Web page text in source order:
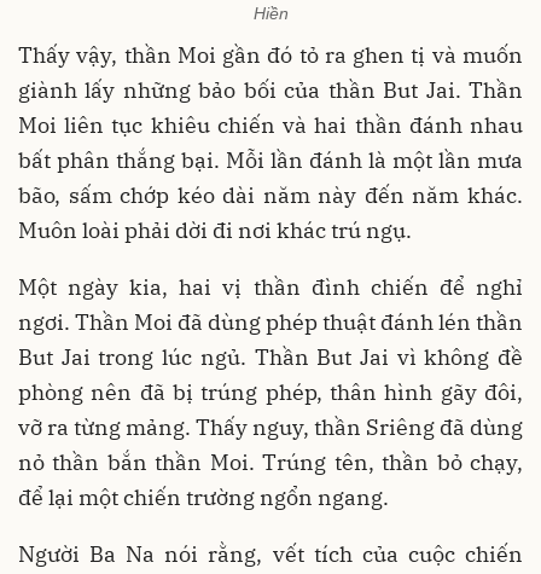
Hiền
Thấy vậy, thần Moi gần đó tỏ ra ghen tị và muốn
giành lấy những bảo bối của thần But Jai. Thần
Moi liên tục khiêu chiến và hai thần đánh nhau
bất phân thắng bại. Mỗi lần đánh là một lần mưa
bão, sấm chớp kéo dài năm này đến năm khác.
Muôn loài phải dời đi nơi khác trú ngụ.
Một ngày kia, hai vị thần đình chiến để nghỉ
ngơi. Thần Moi đã dùng phép thuật đánh lén thần
But Jai trong lúc ngủ. Thần But Jai vì không đề
phòng nên đã bị trúng phép, thân hình gãy đôi,
vỡ ra từng mảng. Thấy nguy, thần Sriêng đã dùng
nỏ thần bắn thần Moi. Trúng tên, thần bỏ chạy,
để lại một chiến trường ngổn ngang.
Người Ba Na nói rằng, vết tích của cuộc chiến